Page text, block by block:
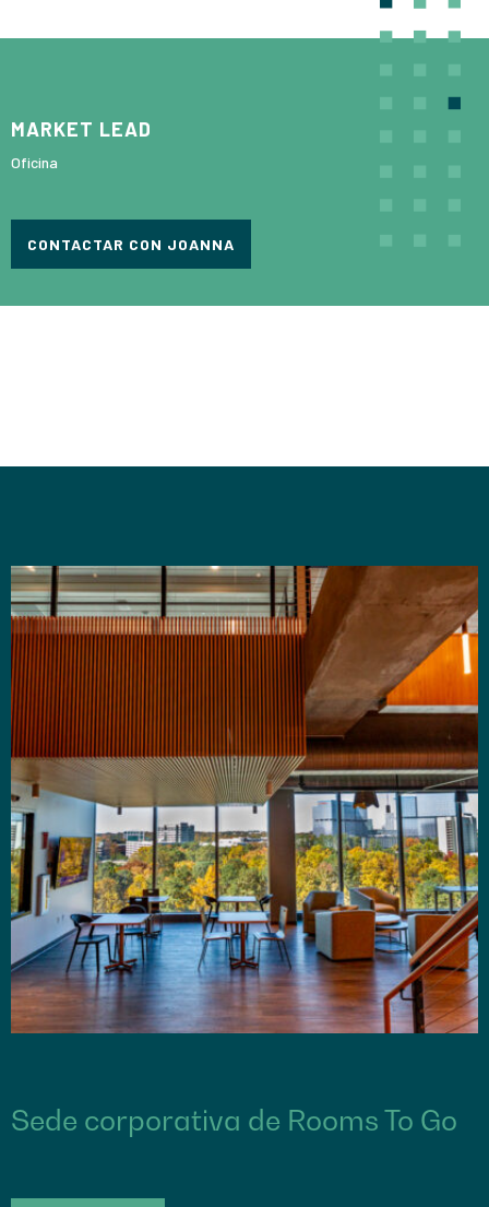
MARKET LEAD
Oficina
CONTACTAR CON JOANNA
Sede corporativa de Rooms To Go